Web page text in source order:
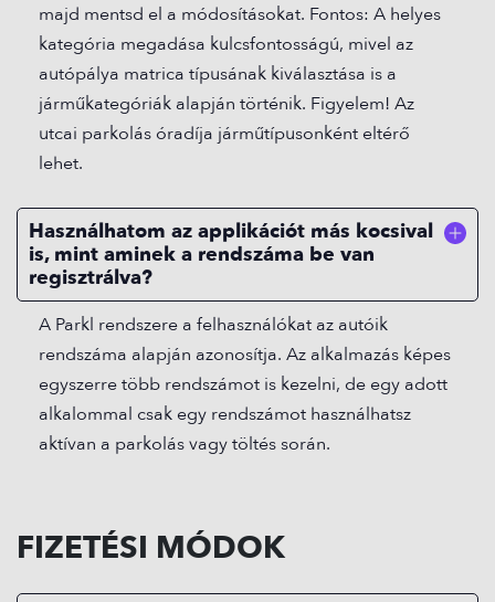
majd mentsd el a módosításokat. Fontos: A helyes
kategória megadása kulcsfontosságú, mivel az
autópálya matrica típusának kiválasztása is a
járműkategóriák alapján történik. Figyelem! Az
utcai parkolás óradíja járműtípusonként eltérő
lehet.
Használhatom az applikációt más kocsival
is, mint aminek a rendszáma be van
regisztrálva?
A Parkl rendszere a felhasználókat az autóik
rendszáma alapján azonosítja. Az alkalmazás képes
egyszerre több rendszámot is kezelni, de egy adott
alkalommal csak egy rendszámot használhatsz
aktívan a parkolás vagy töltés során.
FIZETÉSI MÓDOK